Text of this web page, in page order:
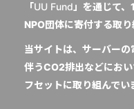
「UU Fund 」を通じて
NPO団体に寄付する取り
当サイトは、サーバー
伴うCO2排出などにお
フセットに取り組んでい